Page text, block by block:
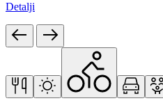
Detalji